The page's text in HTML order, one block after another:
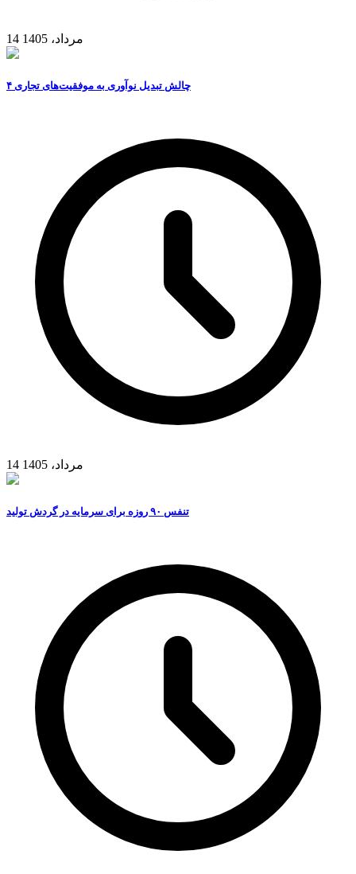
14 مرداد، 1405
۴ چالش تبدیل نوآوری به موفقیت‌های تجاری
14 مرداد، 1405
تنفس ۹۰ روزه برای سرمایه در گردش تولید